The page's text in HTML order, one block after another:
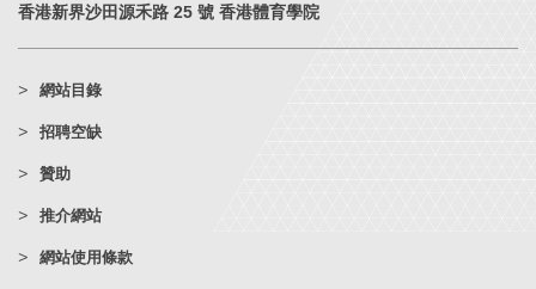
香港新界沙田源禾路 25 號 香港體育學院
網站目錄
招聘空缺
贊助
推介網站
網站使用條款